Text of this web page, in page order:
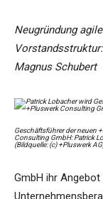
Neugründung
Magnus Schubert
Geschäftsführer der neuen
Consulting GmbH: Patrick
(Bildquelle: (c) +Pluswerk
GmbH ihr